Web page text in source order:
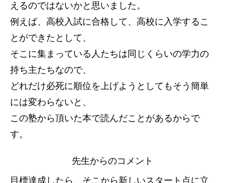
えるのではないかと思いました。
例えば、高校入試に合格して、高校に入学するこ
とができたとして、
そこに集まっている人たちは同じくらいの学力の
持ち主たちなので、
どれだけ必死に順位を上げようとしてもそう簡単
には変わらないと、
この塾から頂いた本で読んだことがあるからで
す。
先生からのコメント
目標達成したら、そこから新しいスタート点に立